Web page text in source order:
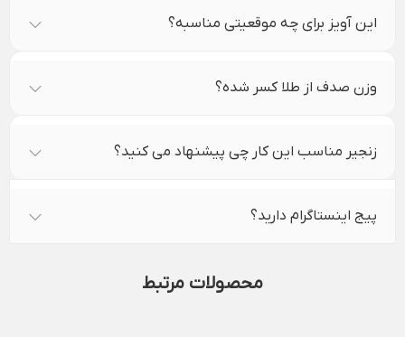
این آویز برای چه موقعیتی مناسبه؟
وزن صدف از طلا کسر شده؟
زنجیر مناسب این کار چی پیشنهاد می کنید؟
پیج اینستاگرام دارید؟
محصولات مرتبط